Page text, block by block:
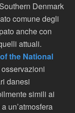
Denmark
comune degli
anche con
attuali.
the National
danesi
simili ai
un’atmosfera